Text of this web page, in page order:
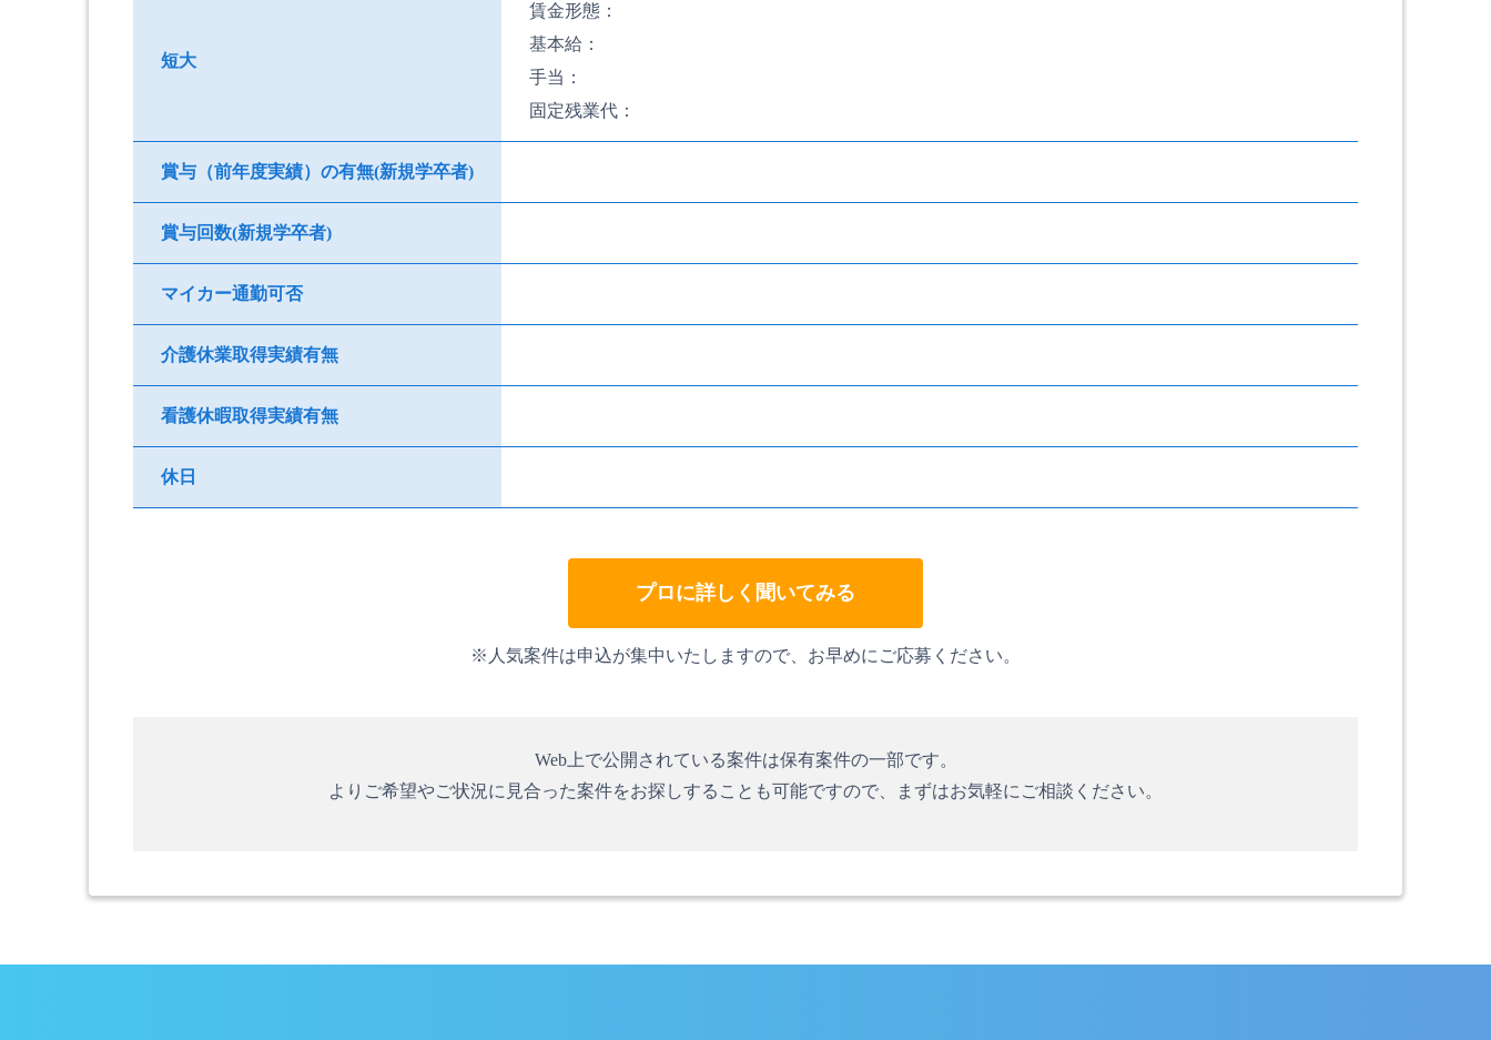
短大
賃金形態：
基本給：
手当：
固定残業代：
賞与（前年度実績）の有無(新規学卒者)
賞与回数(新規学卒者)
マイカー通勤可否
介護休業取得実績有無
看護休暇取得実績有無
休日
プロに詳しく聞いてみる
※人気案件は申込が集中いたしますので、お早めにご応募ください。
Web上で公開されている案件は保有案件の一部です。
よりご希望やご状況に見合った案件をお探しすることも可能ですので、まずはお気軽にご相談ください。